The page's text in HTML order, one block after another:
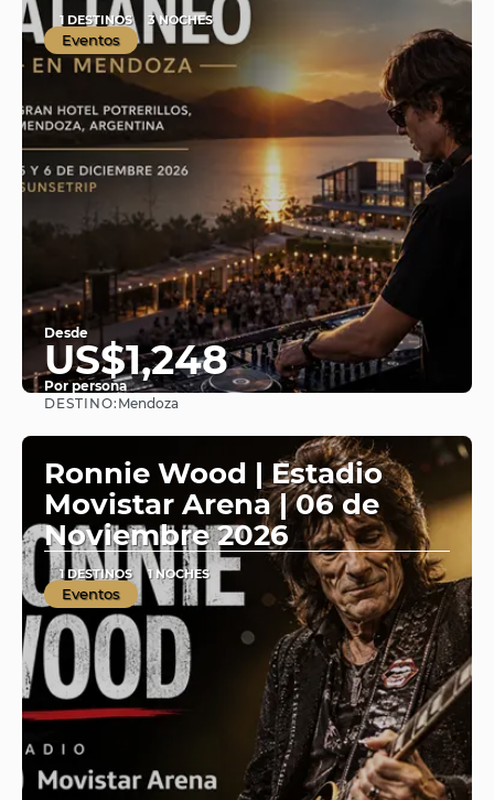
1 DESTINOS 3 NOCHES
Eventos
Desde
US$1,248
Por persona
DESTINO: Mendoza
Ronnie Wood | Estadio
Movistar Arena | 06 de
Noviembre 2026
1 DESTINOS 1 NOCHES
Eventos